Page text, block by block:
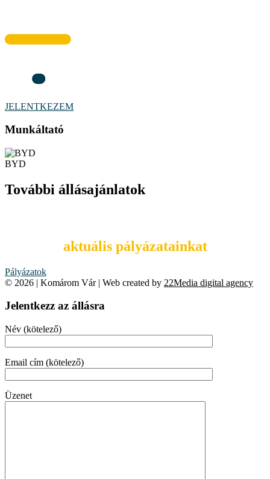
JELENTKEZEM
Munkáltató
BYD
További állásajánlatok
aktuális pályázatainkat
Pályázatok
© 2026 | Komárom Vár | Web created by 22Media digital agency
Jelentkezz az állásra
Név (kötelező)
Email cím (kötelező)
Üzenet